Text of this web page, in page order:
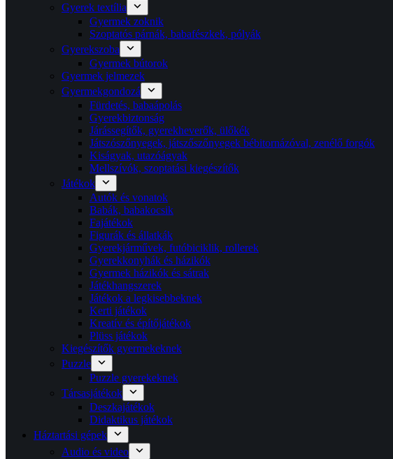
Gyerek textília
Gyermek zoknik
Szoptatós párnák, babafészkek, pólyák
Gyerekszoba
Gyermek bútorok
Gyermek jelmezek
Gyermekgondozá
Fürdetés, babaápolás
Gyerekbiztonság
Járássegítők, gyerekheverők, ülőkék
Játszószőnyegek, játszőszőnyegek bébitornázóval, zenélő forgók
Kiságyak, utazóágyak
Mellszívók, szoptatási kiegészítők
Játékok
Autók és vonatok
Babák, babakocsik
Fajátékok
Figurák és állatkák
Gyerekjárművek, futóbiciklik, rollerek
Gyerekkonyhák és házikók
Gyermek házikók és sátrak
Játékhangszerek
Játékok a legkisebbeknek
Kerti játékok
Kreatív és építőjátékok
Plüss játékok
Kiegészítők gyermekeknek
Puzzle
Puzzle gyerekeknek
Társasjátékok
Deszkajátékok
Didaktikus játékok
Háztartási gépek
Audio és video